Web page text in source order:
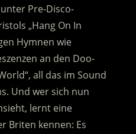
unter Pre-Disco-
„Hang On In
Hymnen wie
an den Doo-
all das im Sound
Und wer sich nun
lernt eine
Briten kennen: Es